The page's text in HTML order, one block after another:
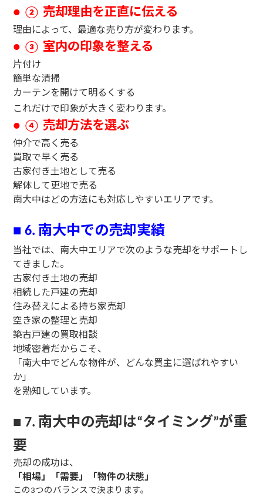
● ② 売却理由を正直に伝える
理由によって、最適な売り方が変わります。
● ③ 室内の印象を整える
片付け
簡単な清掃
カーテンを開けて明るくする
これだけで印象が大きく変わります。
● ④ 売却方法を選ぶ
仲介で高く売る
買取で早く売る
古家付き土地として売る
解体して更地で売る
南大中はどの方法にも対応しやすいエリアです。
■ 6. 南大中での売却実績
当社では、南大中エリアで次のような売却をサポートし
てきました。
古家付き土地の売却
相続した戸建の売却
住み替えによる持ち家売却
空き家の整理と売却
築古戸建の買取相談
地域密着だからこそ、
「南大中でどんな物件が、どんな買主に選ばれやすい
か」
を熟知しています。
■ 7. 南大中の売却は“タイミング”が重
要
売却の成功は、
「相場」「需要」「物件の状態」
この 3つのバランスで決まります。